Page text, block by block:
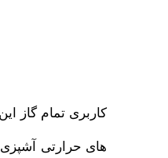
کاربری تمام گاز
های حرارتی